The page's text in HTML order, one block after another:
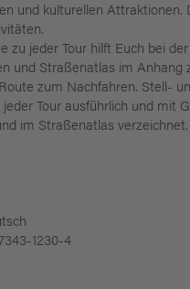
und kulturellen Attraktionen.
zu jeder Tour hilft Euch bei
und Straßenatlas im Anhang
zum Nachfahren. Stell-
Tour ausführlich und mit
im Straßenatlas verzeichnet.
1230-4